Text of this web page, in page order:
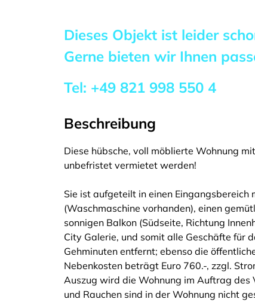
Dieses Objekt ist leider
Gerne bieten wir Ihnen
Tel: +49 821 998 550 4
Beschreibung
Diese hübsche, voll möblierte Wohnung
unbefristet vermietet werden!
Sie ist aufgeteilt in einen
(Waschmaschine vorhanden), einen
sonnigen Balkon (Südseite, Richtung
City Galerie, und somit alle Geschäfte für
Gehminuten entfernt; ebenso die
Nebenkosten beträgt Euro 760.-, zzgl.
Auszug wird die Wohnung im Auftrag des
und Rauchen sind in der Wohnung nicht